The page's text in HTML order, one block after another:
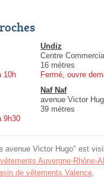
10h
Undiz
Centre
16 mètres
Fermé, ouvre
9h30
Naf Naf
avenue Victor
39 mètres
avenue Victor Hugo" est
Auvergne-Rhône-
de vêtements Valence